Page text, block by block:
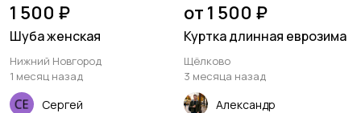
1 500 ₽
Шуба женская
Нижний Новгород
1 месяц назад
Сергей
от 1 500 ₽
Куртка длинная еврозима
Щёлково
3 месяца назад
Александр